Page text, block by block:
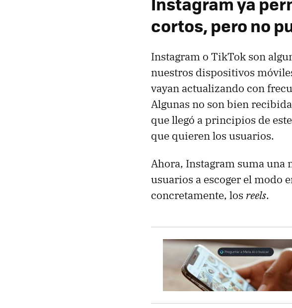
cortos, pero no
Instagram o TikTok son
nuestros dispositivos
vayan actualizando con
Algunas no son bien
que llegó a principios de
que quieren los usuarios.
Ahora, Instagram suma una
usuarios a escoger el modo
concretamente, los reels.